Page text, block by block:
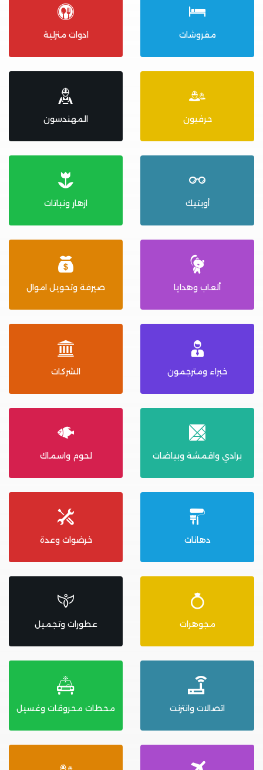
مفروشات ادوات منزلية
حرفيون المهندسون
أوبتيك ازهار ونباتات
ألعاب وهدايا صيرفة وتحويل اموال
خبراء ومترجمون الشركات
برادي واقمشة وبياضات لحوم واسماك
دهانات خرضوات وعدة
مجوهرات عطورات وتجميل
اتصالات وانترنت محطات محروقات وغسيل